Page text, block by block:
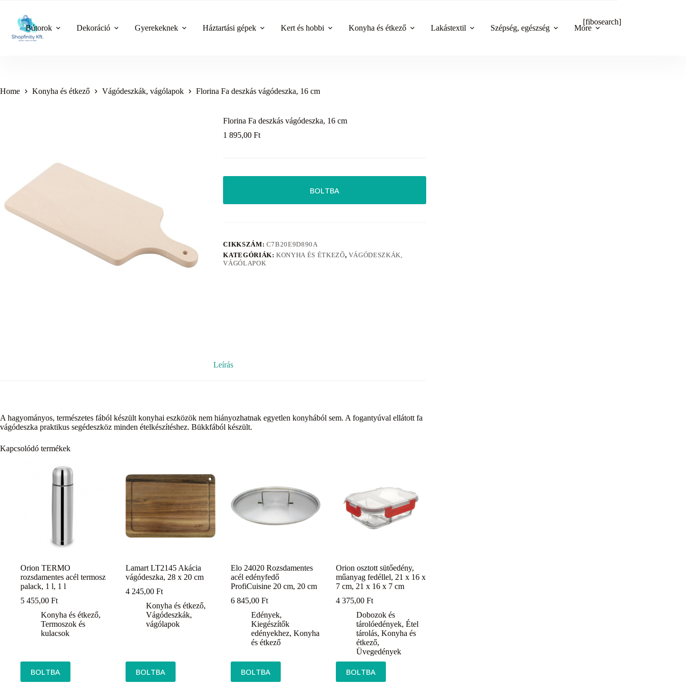
content
Bútorok Dekoráció Gyerekeknek Háztartási gépek Kert és hobbi Konyha és étkező Lakástextil Szépség, egészség More
[fibosearch]
Home Konyha és étkező Vágódeszkák, vágólapok Florina Fa deszkás vágódeszka, 16 cm
Florina Fa deszkás vágódeszka, 16 cm
1 895,00Ft
BOLTBA
CIKKSZÁM: C7B20E9D890A
KATEGÓRIÁK:KONYHA ÉS ÉTKEZŐ, VÁGÓDESZKÁK,
VÁGÓLAPOK
Leírás
A hagyományos, természetes fából készült konyhai eszközök nem hiányozhatnak egyetlen konyhából sem. A fogantyúval ellátott fa
vágódeszka praktikus segédeszköz minden ételkészítéshez. Bükkfából készült.
Kapcsolódó termékek
Orion TERMO
rozsdamentes acél termosz
palack, 1 l, 1 l
5 455,00 Ft
Konyha és étkező,
Termoszok és
kulacsok
BOLTBA
Lamart LT2145 Akácia
vágódeszka, 28 x 20 cm
4 245,00Ft
Konyha és étkező,
Vágódeszkák,
vágólapok
BOLTBA
Elo 24020 Rozsdamentes
acél edényfedő
ProfiCuisine 20 cm, 20 cm
6 845,00Ft
Edények,
Kiegészítők
edényekhez,Konyha
és étkező
BOLTBA
Orion osztott sütőedény,
műanyag fedéllel, 21 x 16 x
7 cm, 21 x 16 x 7 cm
4 375,00Ft
Dobozok és
tárolóedények,Étel
tárolás,Konyha és
étkező,
Üvegedények
BOLTBA